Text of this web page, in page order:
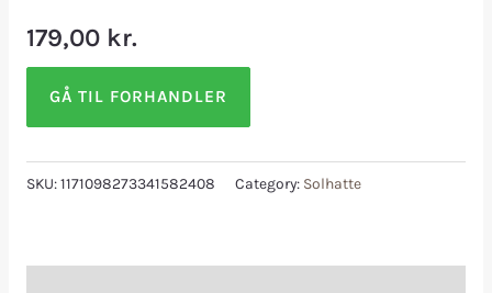
179,00 kr.
GÅ TIL FORHANDLER
SKU:1171098273341582408 Category: Solhatte